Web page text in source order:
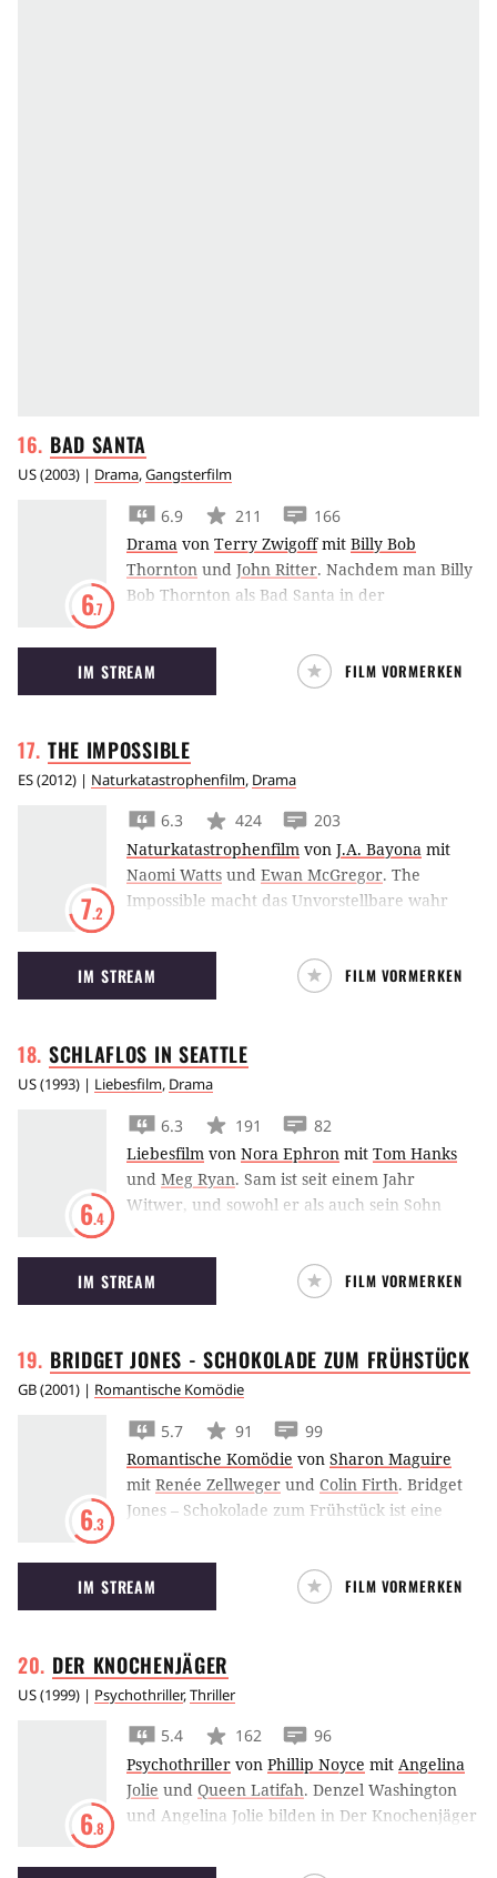
BAD SANTA
US(2003) | Drama,Gangsterfilm
6.7
6.9 211
166
Drama von Terry Zwigoffmit Billy Bob
Thornton und John Ritter. Nachdem man Billy
Bob Thornton als Bad Santa in der
Zwigoff gesehen hat, möchte man freiwillig
nicht mehr an den Weihnachtsmann glauben.
IM STREAM FILM VORMERKEN
THE IMPOSSIBLE
ES(2012) | Naturkatastrophenfilm, Drama
7.2
6.3 424
203
Naturkatastrophenfilm von J.A. Bayona mit
Naomi Watts und Ewan McGregor. The
Impossible macht das Unvorstellbare wahr
mitten in die Tsunami-Katastrophe in Thailand
2004 und zeigt uns anhand des Schicksals der
Familie die Folgen des Unglücks gigantischen
IM STREAM FILM VORMERKEN
SCHLAFLOS IN SEATTLE
US(1993) | Liebesfilm, Drama
6.4
6.3 191
82
Liebesfilm von Nora Ephron mit Tom Hanks
und Meg Ryan. Sam ist seit einem Jahr
Witwer, und sowohl er als auch sein Sohn
Tages bringt Jonah seinen Vater daher in eine
Radiosendung, wo er in der Öffentlickeit über
seine Probleme reden kann. Die Folge: Sam
Verehrerinnen, darunter auch von Annie aus
New York, die sich auf den Weg von New York
kennenzulernen.
IM STREAM FILM VORMERKEN
BRIDGET JONES - SCHOKOLADE ZUM FRÜHSTÜCK
GB(2001) | Romantische Komödie
6.3
5.7 91
99
Romantische Komödie von Sharon Maguire
mit Renée Zellweger und Colin Firth. Bridget
Jones – Schokolade zum Frühstück ist eine
Renée Zellweger auf der Suche nach einem
Mann ist, und sich schließlich zwischen Hugh
Grant und Colin Firth entscheiden muss.
IM STREAM FILM VORMERKEN
DER KNOCHENJÄGER
US(1999) | Psychothriller,Thriller
6.8
5.4 162
96
Psychothriller von Phillip Noyce mit Angelina
Jolie und Queen Latifah. Denzel Washington
und Angelina Jolie bilden in Der Knochenjäger
Suche nach einem Serienkiller. Der Haken: